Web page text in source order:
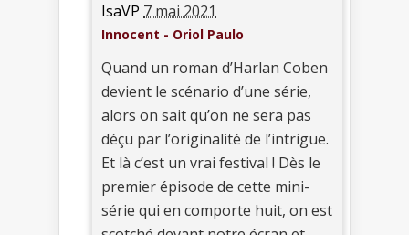
IsaVP 7 mai 2021
Innocent - Oriol Paulo
Quand un roman d’Harlan Coben
devient le scénario d’une série,
alors on sait qu’on ne sera pas
déçu par l’originalité de l’intrigue.
Et là c’est un vrai festival ! Dès le
premier épisode de cette mini-
série qui en comporte huit, on est